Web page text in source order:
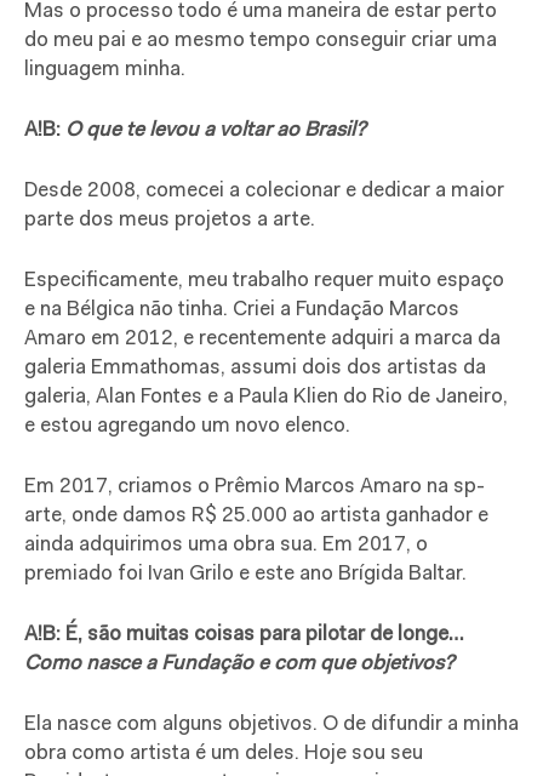
Mas o processo todo é uma maneira de estar perto
do meu pai e ao mesmo tempo conseguir criar uma
linguagem minha.
A!B: O que te levou a voltar ao Brasil?
Desde 2008, comecei a colecionar e dedicar a maior
parte dos meus projetos a arte.
Especificamente, meu trabalho requer muito espaço
e na Bélgica não tinha. Criei a Fundação Marcos
Amaro em 2012, e recentemente adquiri a marca da
galeria Emmathomas, assumi dois dos artistas da
galeria, Alan Fontes e a Paula Klien do Rio de Janeiro,
e estou agregando um novo elenco.
Em 2017, criamos o Prêmio Marcos Amaro na sp-
arte, onde damos R$ 25.000 ao artista ganhador e
ainda adquirimos uma obra sua. Em 2017, o
premiado foi Ivan Grilo e este ano Brígida Baltar.
A!B: É, são muitas coisas para pilotar de longe…
Como nasce a Fundação e com que objetivos?
Ela nasce com alguns objetivos. O de difundir a minha
obra como artista é um deles. Hoje sou seu